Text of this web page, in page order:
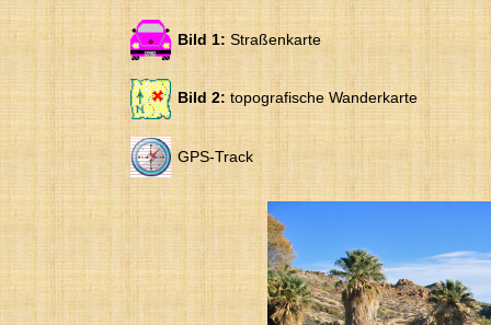
Bild 1: Straßenkarte
Bild 2: topografische Wanderkarte
GPS-Track